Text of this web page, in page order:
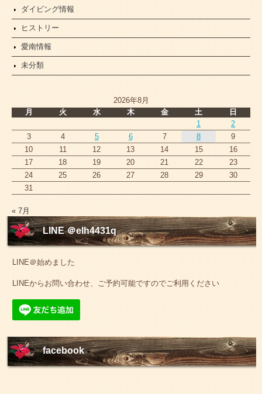
ダイビング情報
ヒストリー
愛南情報
未分類
2026年8月
月
火 水 木 金 土
日
1
2
3
4 5 6 7 8
9
10
11 12 13 14 15
16
17
18 19 20 21 22
23
24
25 26 27 28 29
30
31
« 7月
LINE ＠elh4431q
LINE＠始めました
LINEからお問い合わせ、ご予約可能ですのでご利用ください
facebook